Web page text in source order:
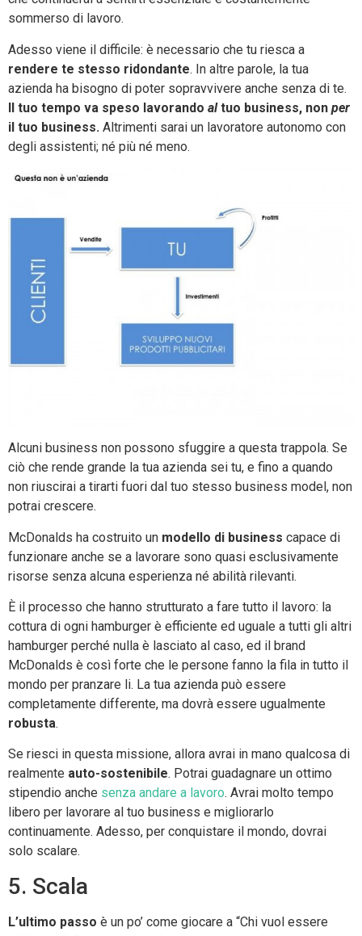
sommerso di lavoro.
Adesso viene il difficile: è necessario che tu riesca a
rendere te stesso ridondante. In altre parole, la tua
azienda ha bisogno di poter sopravvivere anche senza di te.
Il tuo tempo va speso lavorando altuo business, non per
il tuo business. Altrimenti sarai un lavoratore autonomo con
degli assistenti; né più né meno.
Alcuni business non possono sfuggire a questa trappola. Se
ciò che rende grande la tua azienda sei tu, e fino a quando
non riuscirai a tirarti fuori dal tuo stesso business model, non
potrai crescere.
McDonalds ha costruito un modello di business capace di
funzionare anche se a lavorare sono quasi esclusivamente
risorse senza alcuna esperienza né abilità rilevanti.
È il processo che hanno strutturato a fare tutto il lavoro: la
cottura di ogni hamburger è efficiente ed uguale a tutti gli altri
hamburger perché nulla è lasciato al caso, ed il brand
McDonalds è così forte che le persone fanno la fila in tutto il
mondo per pranzare li. La tua azienda può essere
completamente differente, ma dovrà essere ugualmente
robusta.
Se riesci in questa missione, allora avrai in mano qualcosa di
realmente auto-sostenibile. Potrai guadagnare un ottimo
stipendio anche senza andare a lavoro. Avrai molto tempo
libero per lavorare al tuo business e migliorarlo
continuamente. Adesso, per conquistare il mondo, dovrai
solo scalare.
5. Scala
L’ultimo passo è un po’ come giocare a “Chi vuol essere